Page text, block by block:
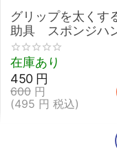
グリップを太くす
助具 スポンジハ
ル 【介護 握力 弱
鉛筆 取り外し 太柄
ーン】
在庫あり
600 円
450 円
(495 円 税込)